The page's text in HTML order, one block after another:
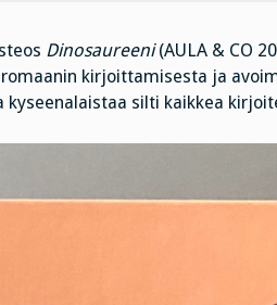
Dinosaureeni(AULA & CO
kirjoittamisesta ja
silti kaikkea